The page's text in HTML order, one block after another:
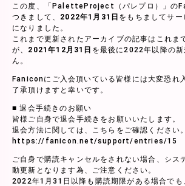
この度、「PaletteProject（パレプロ）」の
つきまして、 2022年1月31日 をもちましてサー
になりました。
これまで更新されたアーカイブの記事はこれま
が、 2021年12月31日 を最後に2022年以降の
ん。
Faniconにご入会頂いている皆様には大変恐れ
了承頂けますと幸いです。
■ 退会手続きのお願い
皆様ご自身で退会手続きをお願いいたします。
退会方法に関しては、こちらをご確認ください。
https://fanicon.net/support/entries/15
ご自身で購読キャンセルをされない場合、シス
動更新となります為、ご注意ください。
2022年1月31日以降も購読期限がある場合でも